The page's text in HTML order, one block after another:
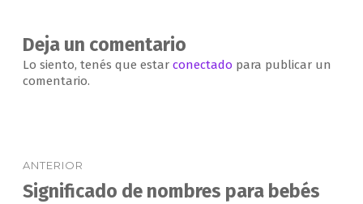
Deja un comentario
Lo siento, tenés que estar conectado para publicar un
comentario.
de
ANTERIOR
Entrada
Significado de nombres para bebés